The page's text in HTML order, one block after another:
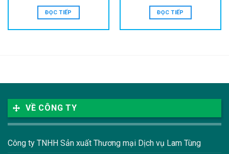
ĐỌC TIẾP ĐỌC TIẾP
VỀ CÔNG TY
Công ty TNHH Sản xuất Thương mại Dịch vụ Lam Tùng